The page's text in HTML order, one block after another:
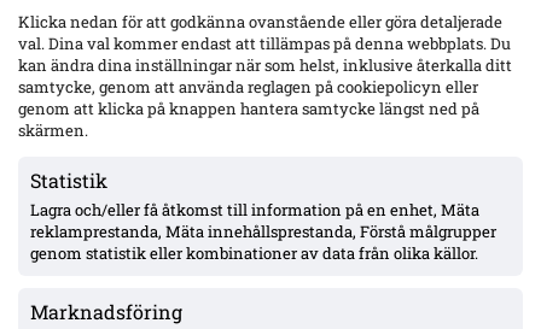
Klicka nedan för att godkänna ovanstående eller göra detaljerade
val. Dina val kommer endast att tillämpas på denna webbplats. Du
kan ändra dina inställningar när som helst, inklusive återkalla ditt
samtycke, genom att använda reglagen på cookiepolicyn eller
genom att klicka på knappen hantera samtycke längst ned på
skärmen.
Statistik
Lagra och/eller få åtkomst till information på en enhet, Mäta
reklamprestanda, Mäta innehållsprestanda, Förstå målgrupper
genom statistik eller kombinationer av data från olika källor.
Marknadsföring
IFK Göteborg 3–2 Kalmar – andra raka; Sam Larsson straffmål efter vila,
Kalmar fortsatt utan bortaseger
dagar – Månssons intåg och matchhjälten Alfons Borén lyfts fram.
Kalmar hyllas för mod men bortaspelet läcker och poängen uteblir.